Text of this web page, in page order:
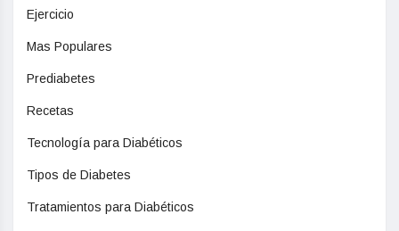
Ejercicio
Mas Populares
Prediabetes
Recetas
Tecnología para Diabéticos
Tipos de Diabetes
Tratamientos para Diabéticos